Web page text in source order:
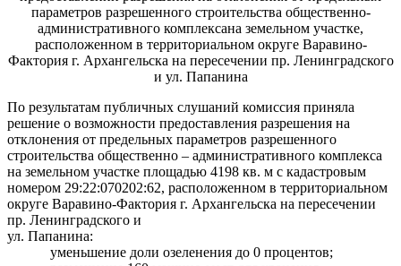
параметров разрешенного строительства общественно-
административного комплексана земельном участке,
расположенном в территориальном округе Варавино-
Фактория г. Архангельска на пересечении пр. Ленинградского
и ул. Папанина
По результатам публичных слушаний комиссия приняла
решение о возможности предоставления разрешения на
отклонения от предельных параметров разрешенного
строительства общественно – административного комплекса
на земельном участке площадью 4198 кв. м с кадастровым
номером 29:22:070202:62, расположенном в территориальном
округе Варавино-Фактория г. Архангельска на пересечении
пр. Ленинградского и
ул. Папанина:
уменьшение доли озеленения до 0 процентов;